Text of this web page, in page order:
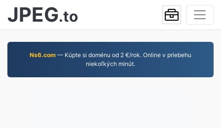
JPEG.to
Ns6.com — Kúpte si doménu od 2 €/rok. Online v priebehu
niekoľkých minút.